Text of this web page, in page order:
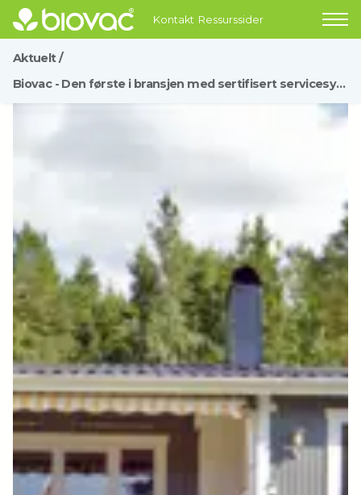
Kontakt Ressurssider
Aktuelt/
Biovac - Den første i bransjen med sertifisert servicesystem og personsertifiserte serviceteknikere
Kloakkering av turisthytter
Slapp av med markedets mest generøse
serviceavtale på renseanlegg
Avløpsanlegget – Et valg for hele livet
Biovac leverer system for resirkulering av vann til
ledende norsk industribedrift
Slik fungerer renseanlegget
En sparringspartner med gode løsninger
Biovac renseanlegg øker standarden for
hytteeiere